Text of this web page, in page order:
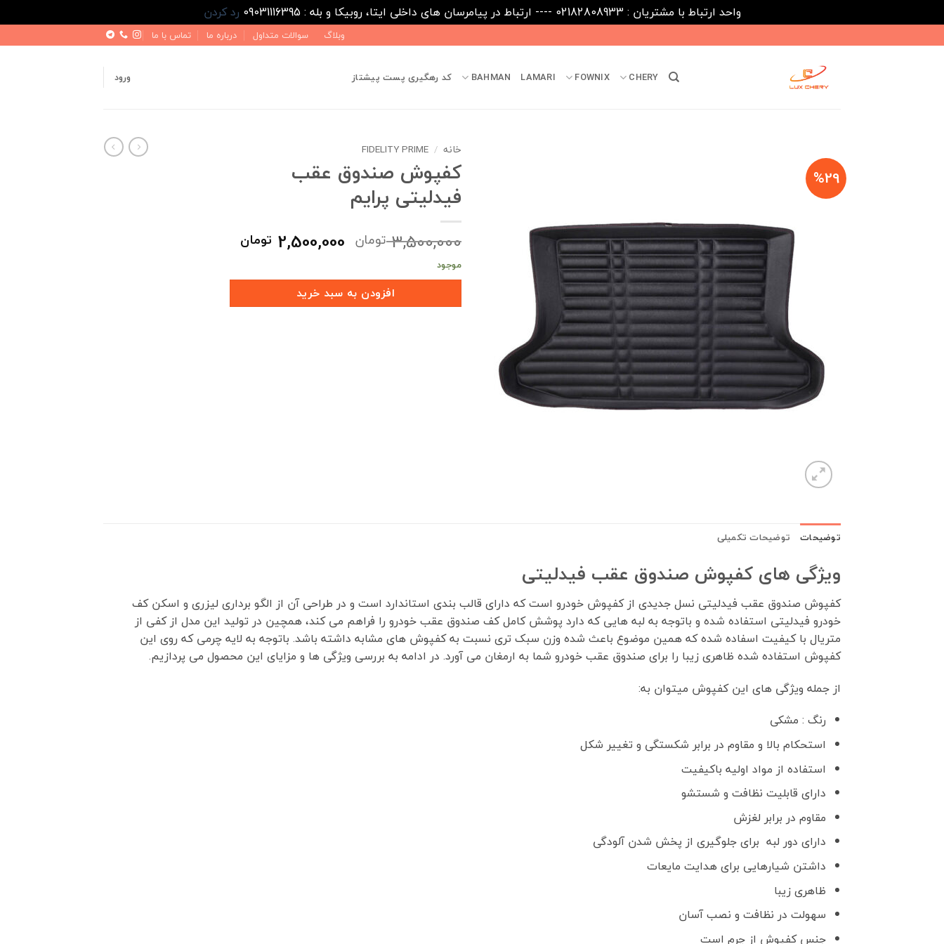
واحد ارتباط با مشتریان : 02182808933 ---- ارتباط در پیامرسان های داخلی ایتا، روبیکا و بله : 09031116395
رد کردن
to
وبلاگ سوالات متداول درباره ما تماس با ما
CHERY
FOWNIX
LAMARI
BAHMAN کد رهگیری پست پیشتاز ورود
%29
خانه /
FIDELITY PRIME
کفپوش صندوق عقب
فیدلیتی پرایم
3,500,000 تومان قیمت
اصلی
3,500,000 تومان
بود.
2,500,000 تومان
موجود
افزودن به سبد خرید
توضیحات توضیحات تکمیلی
ویژگی های کفپوش صندوق عقب فیدلیتی
کفپوش صندوق عقب فیدلیتی نسل جدیدی از کفپوش خودرو است که دارای قالب بندی استاندارد است و در طراحی آن از الگو برداری لیزری و اسکن کف
خودرو فیدلیتی استفاده شده و باتوجه به لبه هایی که دارد پوشش کامل کف صندوق عقب خودرو را فراهم می کند، همچین در تولید این مدل از کفی از
متریال با کیفیت اسفاده شده که همین موضوع باعث شده وزن سبک تری نسبت به کفپوش های مشابه داشته باشد. باتوجه به لایه چرمی که روی این
کفپوش استفاده شده ظاهری زیبا را برای صندوق عقب خودرو شما به ارمغان می آورد. در ادامه به بررسی ویژگی ها و مزایای این محصول می پردازیم.
از جمله ویژگی های این کفپوش میتوان به:
رنگ : مشکی
استحکام بالا و مقاوم در برابر شکستگی و تغییر شکل
استفاده از مواد اولیه باکیفیت
دارای قابلیت نظافت و شستشو
مقاوم در برابر لغزش
دارای دور لبه برای جلوگیری از پخش شدن آلودگی
داشتن شیار‌هایی برای هدایت مایعات
ظاهری زیبا
سهولت در نظافت و نصب آسان
جنس کفپوش از چرم است